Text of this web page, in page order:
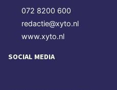
072 8200 600
redactie@xyto.nl
www.xyto.nl
SOCIAL MEDIA